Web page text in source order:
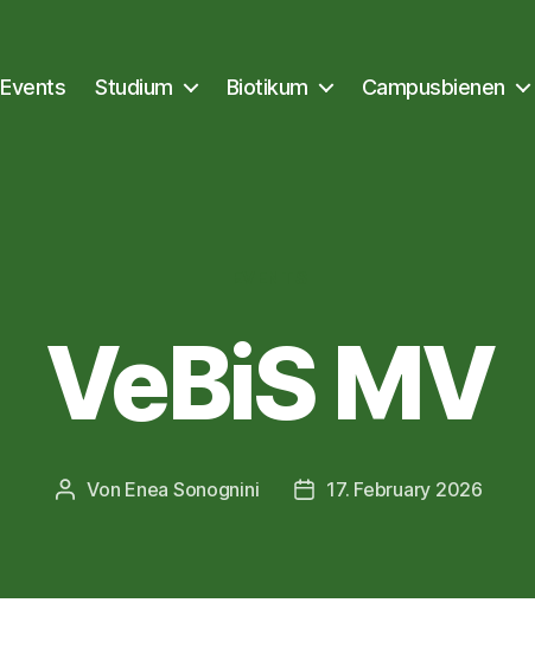
Events Studium Biotikum Campusbienen
VeBiS MV
Beitragsautor
Von Enea Sonognini Veröffentlichungsdatum
17. February 2026